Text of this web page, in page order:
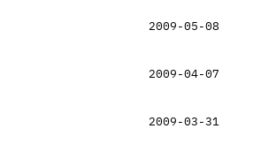
2009-05-08
2009-04-07
2009-03-31